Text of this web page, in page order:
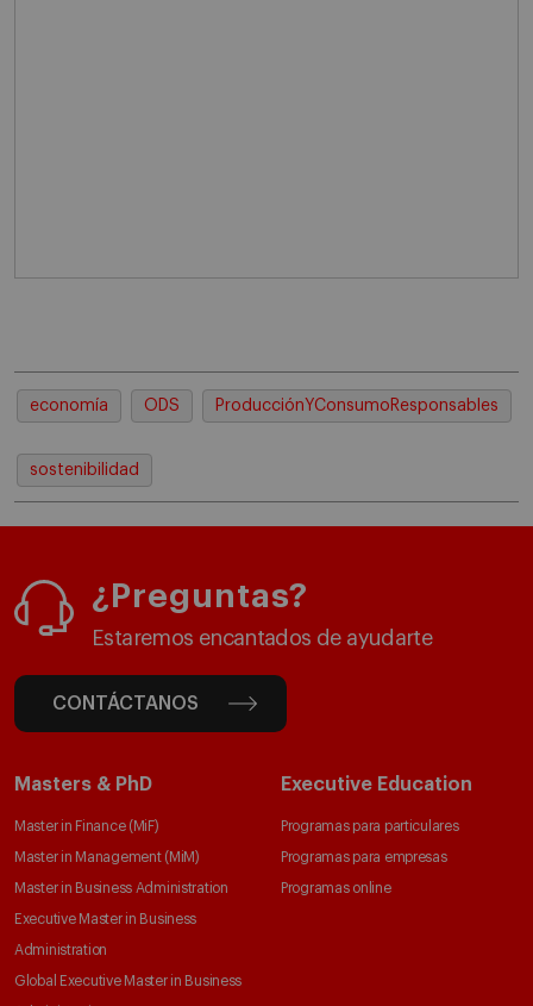
economía ODS ProducciónYConsumoResponsables
sostenibilidad
¿Preguntas?
Estaremos encantados de ayudarte
CONTÁCTANOS
Masters & PhD
Master in Finance (MiF)
Master in Management (MiM)
Master in Business Administration
Executive Master in Business
Administration
Global Executive Master in Business
Executive Education
Programas para particulares
Programas para empresas
Programas online